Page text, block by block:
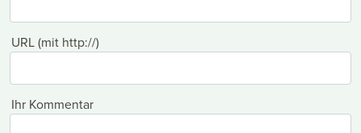
URL (mit http://)
Ihr Kommentar